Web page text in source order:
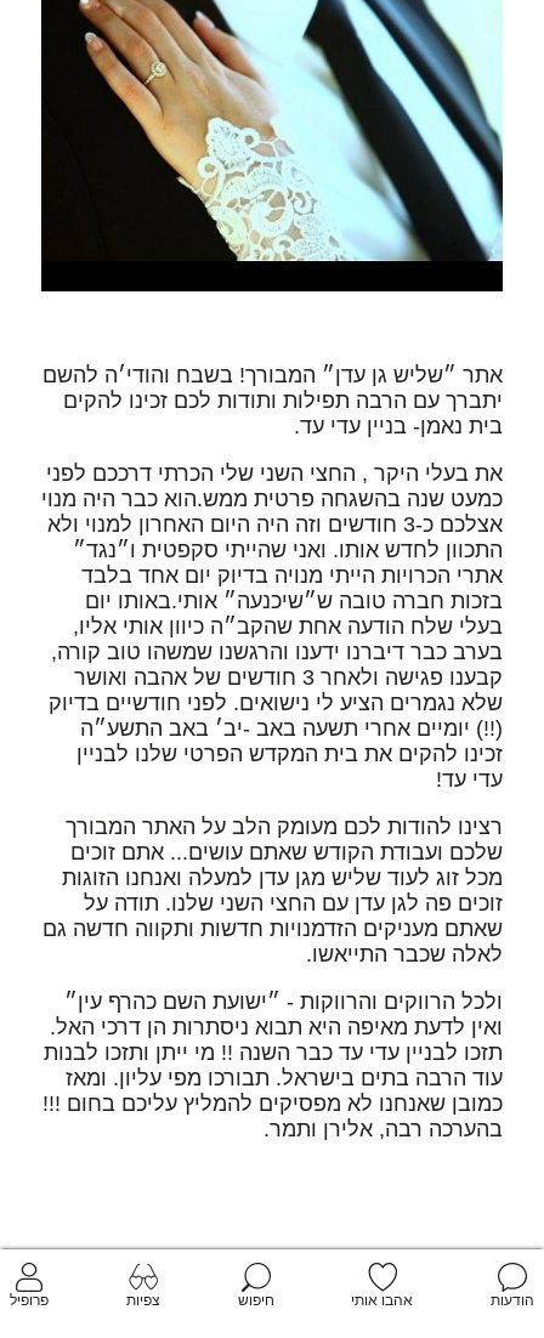
הודעות אהבו אותי חיפוש צפיות פרופיל
אתר ״שליש גן עדן״ המבורך! בשבח והודי׳ה להשם
יתברך עם הרבה תפילות ותודות לכם זכינו להקים
בית נאמן- בניין עדי עד.
את בעלי היקר , החצי השני שלי הכרתי דרככם לפני
כמעט שנה בהשגחה פרטית ממש.הוא כבר היה מנוי
אצלכם כ-3 חודשים וזה היה היום האחרון למנוי ולא
התכוון לחדש אותו. ואני שהייתי סקפטית ו״נגד״
אתרי הכרויות הייתי מנויה בדיוק יום אחד בלבד
בזכות חברה טובה ש״שיכנעה״ אותי.באותו יום
בעלי שלח הודעה אחת שהקב״ה כיוון אותי אליו,
בערב כבר דיברנו ידענו והרגשנו שמשהו טוב קורה,
קבענו פגישה ולאחר 3 חודשים של אהבה ואושר
שלא נגמרים הציע לי נישואים. לפני חודשיים בדיוק
(!!) יומיים אחרי תשעה באב -יב׳ באב התשע״ה
זכינו להקים את בית המקדש הפרטי שלנו לבניין
עדי עד!
רצינו להודות לכם מעומק הלב על האתר המבורך
שלכם ועבודת הקודש שאתם עושים... אתם זוכים
מכל זוג לעוד שליש מגן עדן למעלה ואנחנו הזוגות
זוכים פה לגן עדן עם החצי השני שלנו. תודה על
שאתם מעניקים הזדמנויות חדשות ותקווה חדשה גם
לאלה שכבר התייאשו.
ולכל הרווקים והרווקות - ״ישועת השם כהרף עין״
ואין לדעת מאיפה היא תבוא ניסתרות הן דרכי האל.
תזכו לבניין עדי עד כבר השנה !! מי ייתן ותזכו לבנות
עוד הרבה בתים בישראל. תבורכו מפי עליון. ומאז
כמובן שאנחנו לא מפסיקים להמליץ עליכם בחום !!!
בהערכה רבה, אלירן ותמר.